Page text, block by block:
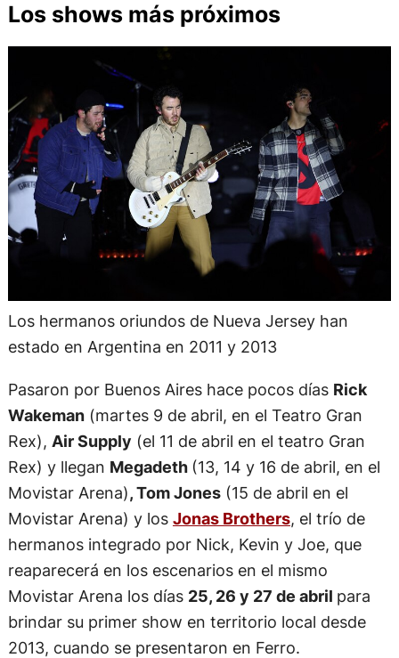
Los shows más próximos
Los hermanos oriundos de Nueva Jersey han
estado en Argentina en 2011 y 2013
Pasaron por Buenos Aires hace pocos días Rick
Wakeman(martes 9 de abril, en el Teatro Gran
Rex), Air Supply (el 11 de abril en el teatro Gran
Rex) y llegan Megadeth (13, 14 y 16 de abril, en el
Movistar Arena), Tom Jones(15 de abril en el
Movistar Arena) y los Jonas Brothers, el trío de
hermanos integrado por Nick, Kevin y Joe, que
reaparecerá en los escenarios en el mismo
Movistar Arena los días 25, 26 y 27 de abril para
brindar su primer show en territorio local desde
2013, cuando se presentaron en Ferro.